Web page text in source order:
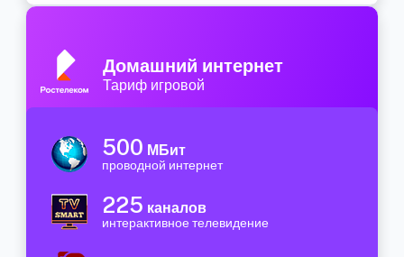
Домашний интернет
Тариф игровой
500 МБит
проводной интернет
225 каналов
интерактивное телевидение